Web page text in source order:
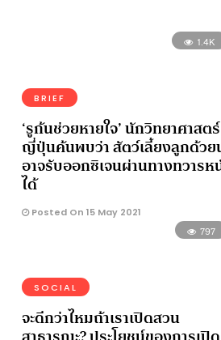
1.4K
BRIEF
‘รูก้นช่วยหายใจ’ นักวิทยาศาสตร์
ญี่ปุ่นค้นพบว่า สัตว์เลี้ยงลูกด้ว
อาจรับออกซิเจนผ่านทางทวาร
ได้
Posted On 15 May 2021
797
SOCIAL
จะดีกว่าไหมถ้าเราเปิดสวน